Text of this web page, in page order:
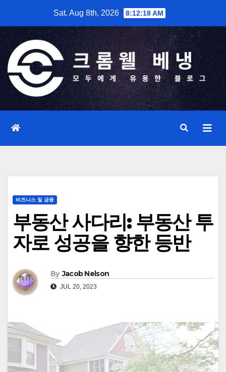
content
Sat. Aug 8th, 2026 8:12:19 AM
비즈니스 및 금융
부동산 사다리: 부동산 투
자로 성공을 향한 등반
By Jacob Nelson
JUL 20, 2023